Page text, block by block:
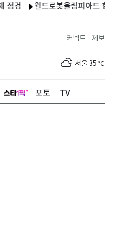
월드로봇올림피아드 한국대회 청
제보
커넥트
서울 35 ℃
포토 TV